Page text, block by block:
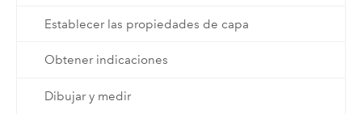
Establecer las propiedades de capa
Obtener indicaciones
Dibujar y medir